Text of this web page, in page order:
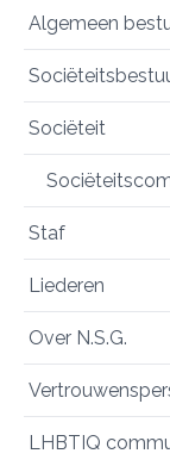
Algemeen
Sociëteit
Staf
Liederen
Over N.S.G.
LHBTIQ